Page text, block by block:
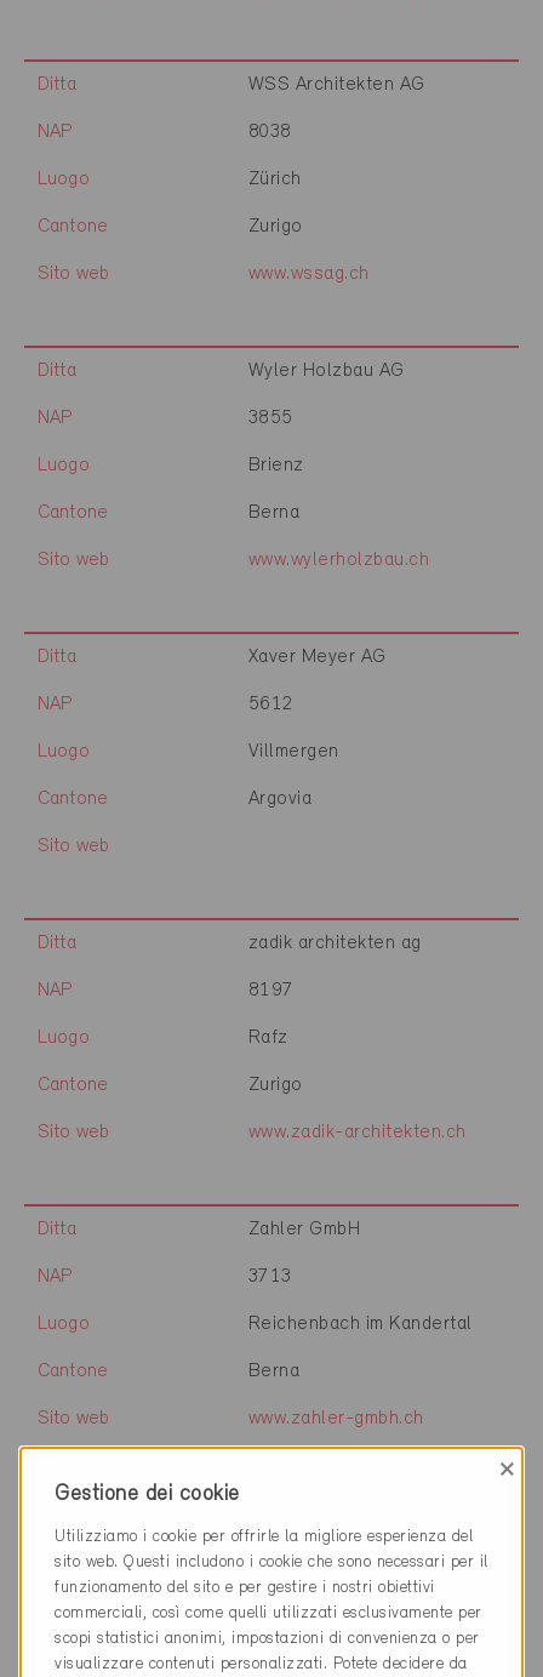
Ditta WSS Architekten AG
NAP 8038
Luogo Zürich
Cantone Zurigo
Sito web www.wssag.ch
Ditta Wyler Holzbau AG
NAP 3855
Luogo Brienz
Cantone Berna
Sito web www.wylerholzbau.ch
Ditta Xaver Meyer AG
NAP 5612
Luogo Villmergen
Cantone Argovia
Sito web
Ditta zadik architekten ag
NAP 8197
Luogo Rafz
Cantone Zurigo
Sito web www.zadik-architekten.ch
Ditta Zahler GmbH
NAP 3713
Luogo Reichenbach im Kandertal
Cantone Berna
Sito web www.zahler-gmbh.ch
NAP 3439
Luogo Ranflüh
Cantone Berna
Gestione dei cookie
×
Utilizziamo i cookie per offrirle la migliore esperienza del
sito web. Questi includono i cookie che sono necessari per il
funzionamento del sito e per gestire i nostri obiettivi
commerciali, così come quelli utilizzati esclusivamente per
scopi statistici anonimi, impostazioni di convenienza o per
visualizzare contenuti personalizzati. Potete decidere da